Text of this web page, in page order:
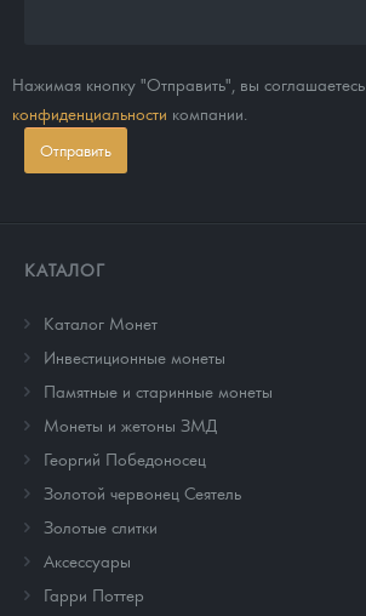
Нажимая кнопку "Отправить", вы соглашаетесь
конфиденциальности компании.
Отправить
КАТАЛОГ
Каталог Монет
Инвестиционные монеты
Памятные и старинные монеты
Монеты и жетоны ЗМД
Георгий Победоносец
Золотой червонец Сеятель
Золотые слитки
Аксессуары
Гарри Поттер